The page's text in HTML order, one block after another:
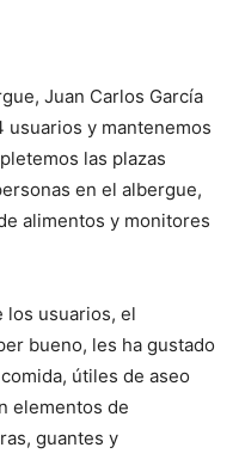
Juan Carlos García
usuarios y mantenemos
las plazas
en el albergue,
alimentos y monitores
los usuarios, el
bueno, les ha gustado
útiles de aseo
elementos de
guantes y